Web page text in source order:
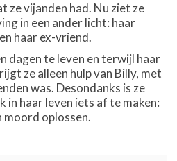
ze vijanden had. Nu ziet ze
in een ander licht: haar
haar ex-vriend.
dagen te leven en terwijl haar
ze alleen hulp van Billy, met
was. Desondanks is ze
in haar leven iets af te maken:
moord oplossen.